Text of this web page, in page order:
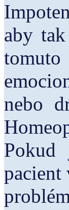
aby
nebo
Pokud
pacient